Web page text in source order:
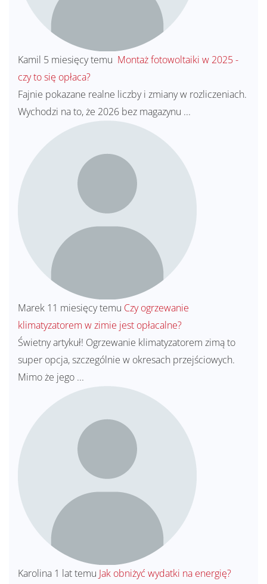
Kamil 5 miesięcy temu Montaż fotowoltaiki w 2025 -
czy to się opłaca?
Fajnie pokazane realne liczby i zmiany w rozliczeniach.
Wychodzi na to, że 2026 bez magazynu ...
Marek 11 miesięcy temu Czy ogrzewanie
klimatyzatorem w zimie jest opłacalne?
Świetny artykuł! Ogrzewanie klimatyzatorem zimą to
super opcja, szczególnie w okresach przejściowych.
Mimo że jego ...
Karolina 1 lat temu Jak obniżyć wydatki na energię?